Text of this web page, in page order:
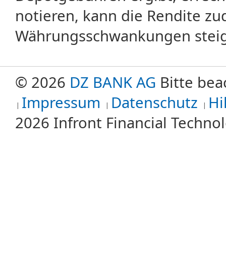
notieren, kann die Rendite
Währungsschwankungen
© 2026 DZ BANK AG Bitte
Impressum
Datenschutz
2026 Infront Financial